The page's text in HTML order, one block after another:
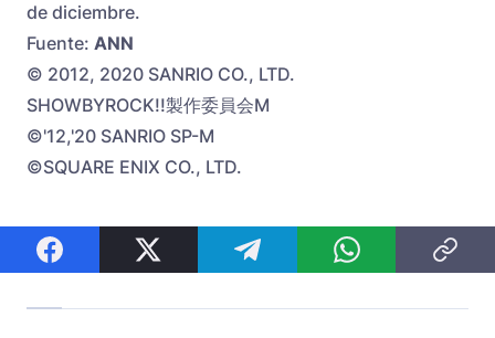
de diciembre.
Fuente: ANN
© 2012, 2020 SANRIO CO., LTD.
SHOWBYROCK!!製作委員会M
©'12,'20 SANRIO SP-M
©SQUARE ENIX CO., LTD.